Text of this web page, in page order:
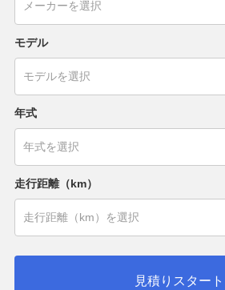
モデル
年式
走行距離（km）
見積りスタート